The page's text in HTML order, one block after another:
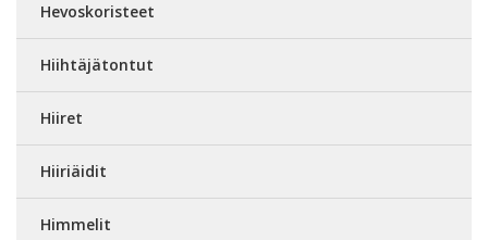
Hevoskoristeet
Hiihtäjätontut
Hiiret
Hiiriäidit
Himmelit